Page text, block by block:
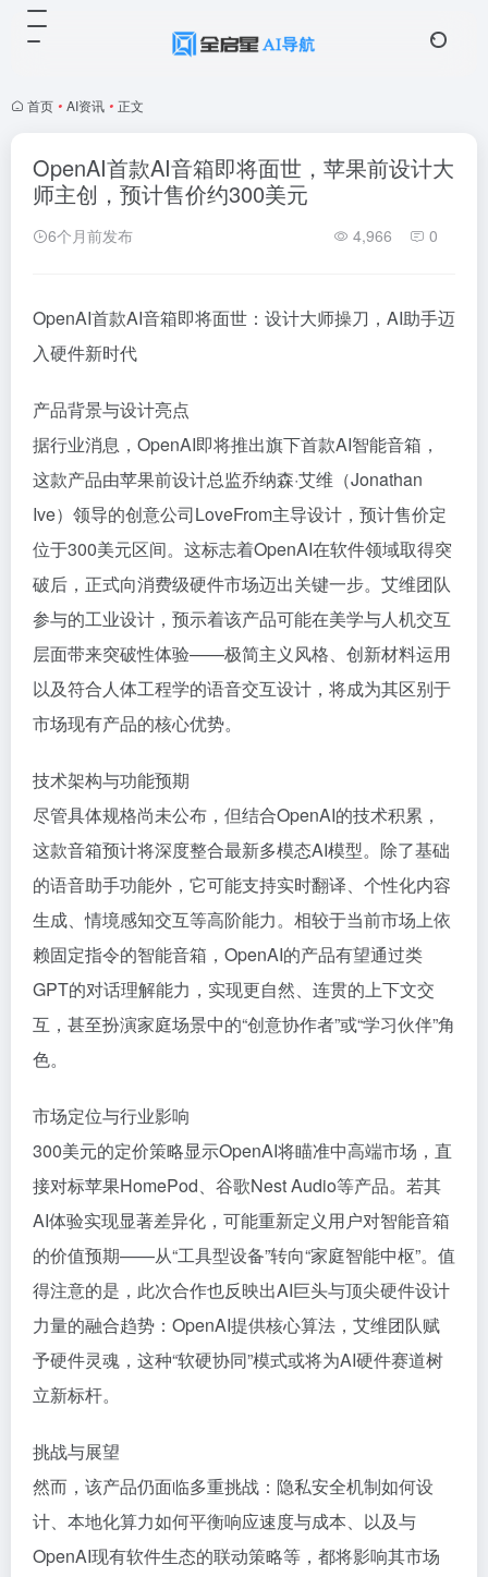
首页 • AI资讯 • 正文
OpenAI首款AI音箱即将面世，苹果前设计大
师主创，预计售价约300美元
6个月前发布 4,966 0
OpenAI首款AI音箱即将面世：设计大师操刀，AI助手迈
入硬件新时代
产品背景与设计亮点
据行业消息，OpenAI即将推出旗下首款AI智能音箱，
这款产品由苹果前设计总监乔纳森·艾维（Jonathan
Ive）领导的创意公司LoveFrom主导设计，预计售价定
位于300美元区间。这标志着OpenAI在软件领域取得突
破后，正式向消费级硬件市场迈出关键一步。艾维团队
参与的工业设计，预示着该产品可能在美学与人机交互
层面带来突破性体验——极简主义风格、创新材料运用
以及符合人体工程学的语音交互设计，将成为其区别于
市场现有产品的核心优势。
技术架构与功能预期
尽管具体规格尚未公布，但结合OpenAI的技术积累，
这款音箱预计将深度整合最新多模态AI模型。除了基础
的语音助手功能外，它可能支持实时翻译、个性化内容
生成、情境感知交互等高阶能力。相较于当前市场上依
赖固定指令的智能音箱，OpenAI的产品有望通过类
GPT的对话理解能力，实现更自然、连贯的上下文交
互，甚至扮演家庭场景中的“创意协作者”或“学习伙伴”角
色。
市场定位与行业影响
300美元的定价策略显示OpenAI将瞄准中高端市场，直
接对标苹果HomePod、谷歌Nest Audio等产品。若其
AI体验实现显著差异化，可能重新定义用户对智能音箱
的价值预期——从“工具型设备”转向“家庭智能中枢”。值
得注意的是，此次合作也反映出AI巨头与顶尖硬件设计
力量的融合趋势：OpenAI提供核心算法，艾维团队赋
予硬件灵魂，这种“软硬协同”模式或将为AI硬件赛道树
立新标杆。
挑战与展望
然而，该产品仍面临多重挑战：隐私安全机制如何设
计、本地化算力如何平衡响应速度与成本、以及与
OpenAI现有软件生态的联动策略等，都将影响其市场